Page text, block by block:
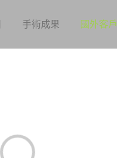
手術成果 國外客戶
Loading...